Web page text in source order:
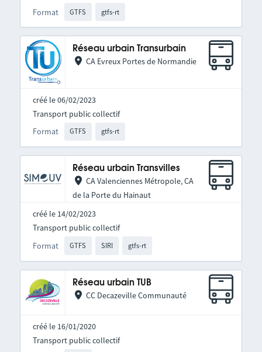
Format GTFS gtfs-rt
Réseau urbain Transurbain
CA Evreux Portes de Normandie
créé le 06/02/2023
Format GTFS gtfs-rt
Transport public collectif
Réseau urbain Transvilles
CA Valenciennes Métropole, CA
de la Porte du Hainaut
créé le 14/02/2023
Format GTFS SIRI gtfs-rt
Transport public collectif
Réseau urbain TUB
CC Decazeville Communauté
créé le 16/01/2020
Transport public collectif